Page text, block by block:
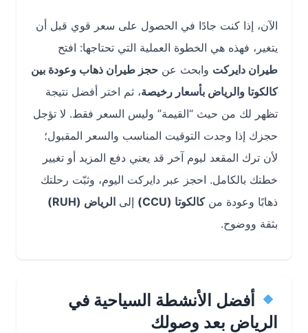
الآن، إذا كنت جادًا في الحصول على سعر قوي قبل أن
يتغير، فهذه هي الخطوة العملية التي تحتاجها: افتح
طيران دايركتوابحث عنحجز طيران ذهاب وعودة بين
كالكوتا والرياض بأسعار رخيصة ، ثم اختر أفضل نتيجة
تظهر لك من حيث “القيمة” وليس السعر فقط. لا تؤجل
حجزك إذا وجدت التوقيت المناسب والسعر المقبول؛
لأن ترك المقعد ليوم آخر قد يعني دفع المزيد أو تغيير
خطتك بالكامل. احجز عبر دايركت اليوم، وثبّت رحلتك
ذهابًا وعودة منكالكوتا (CCU) إلىالرياض (RUH)
بثقة ووضوح.
أفضل الأنشطة السياحية في
الرياض بعد وصولك